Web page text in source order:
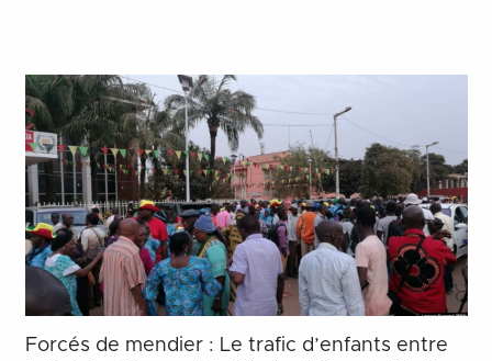
Forcés de mendier : Le trafic d’enfants entre